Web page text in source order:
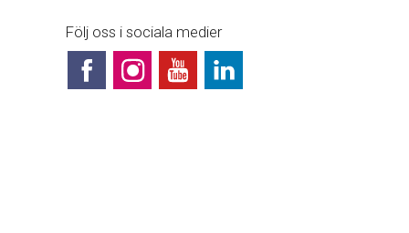
Följ oss i sociala medier